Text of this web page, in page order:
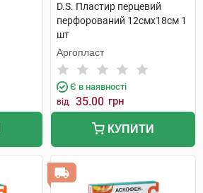
D.S. Пластир перцевий
перфорований 12смх18см 1
шт
Аргопласт
Є в наявності
від 35.00 грн
КУПИТИ